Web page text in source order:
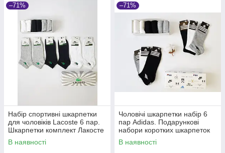
–71%
Набір спортивні шкарпетки
для чоловіків Lacoste 6 пар.
Шкарпетки комплект Лакосте
комплект 6шт. Короткі
шкарпетки чоловічі
В наявності
–71%
Чоловічі шкарпетки набір 6
пар Adidas. Подарункові
набори коротких шкарпеток
Адідас. Шкарпетки короткі.
Шкарпетки низькі літо
В наявності